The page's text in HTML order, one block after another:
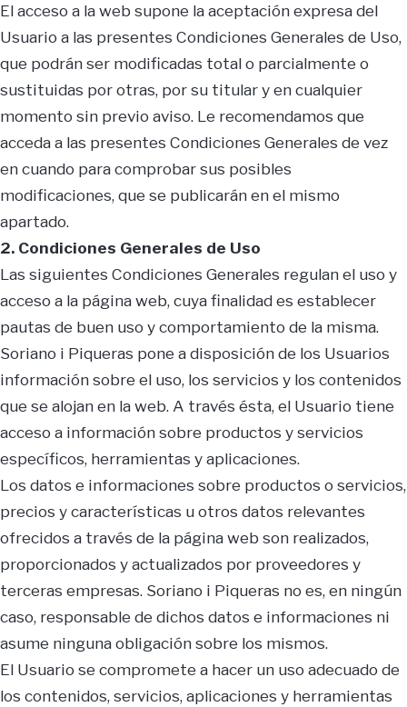
El acceso a la web supone la aceptación expresa del
Usuario a las presentes Condiciones Generales de Uso,
que podrán ser modificadas total o parcialmente o
sustituidas por otras, por su titular y en cualquier
momento sin previo aviso. Le recomendamos que
acceda a las presentes Condiciones Generales de vez
en cuando para comprobar sus posibles
modificaciones, que se publicarán en el mismo
apartado.
2. Condiciones Generales de Uso
Las siguientes Condiciones Generales regulan el uso y
acceso a la página web, cuya finalidad es establecer
pautas de buen uso y comportamiento de la misma.
Soriano i Piqueras pone a disposición de los Usuarios
información sobre el uso, los servicios y los contenidos
que se alojan en la web. A través ésta, el Usuario tiene
acceso a información sobre productos y servicios
específicos, herramientas y aplicaciones.
Los datos e informaciones sobre productos o servicios,
precios y características u otros datos relevantes
ofrecidos a través de la página web son realizados,
proporcionados y actualizados por proveedores y
terceras empresas. Soriano i Piqueras no es, en ningún
caso, responsable de dichos datos e informaciones ni
asume ninguna obligación sobre los mismos.
El Usuario se compromete a hacer un uso adecuado de
los contenidos, servicios, aplicaciones y herramientas